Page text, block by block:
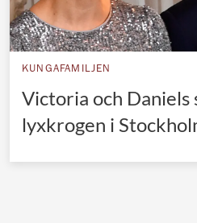
Belgiska
Jordanska
Luxemburgska
Japanska
Thailändska
KUNGAFAMILJEN
Victoria och Daniels
lyxkrogen i